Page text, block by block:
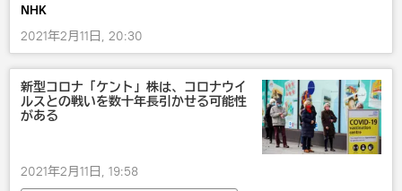
NHK
2021年2月11日, 20:30
新型コロナ「ケント」株は、コロナウイ
ルスとの戦いを数十年長引かせる可能性
がある
2021年2月11日, 19:58